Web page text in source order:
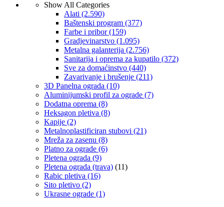
Show All Categories
Alati (2.590)
Baštenski program (377)
Farbe i pribor(159)
Gradjevinarstvo (1.095)
Metalna galanterija (2.756)
Sanitarija i oprema za kupatilo (372)
Sve za domaćinstvo (440)
Zavarivanje i brušenje (211)
3D Panelna ograda (10)
Aluminijumski profil za ograde (7)
Dodatna oprema (8)
Heksagon pletiva (8)
Kapije (2)
Metalnoplastificiran stubovi (21)
Mreža za zasenu (8)
Platno za ograde (6)
Pletena ograda (9)
Pletena ograda (trava) (11)
Rabic pletiva (16)
Sito pletivo (2)
Ukrasne ograde (1)